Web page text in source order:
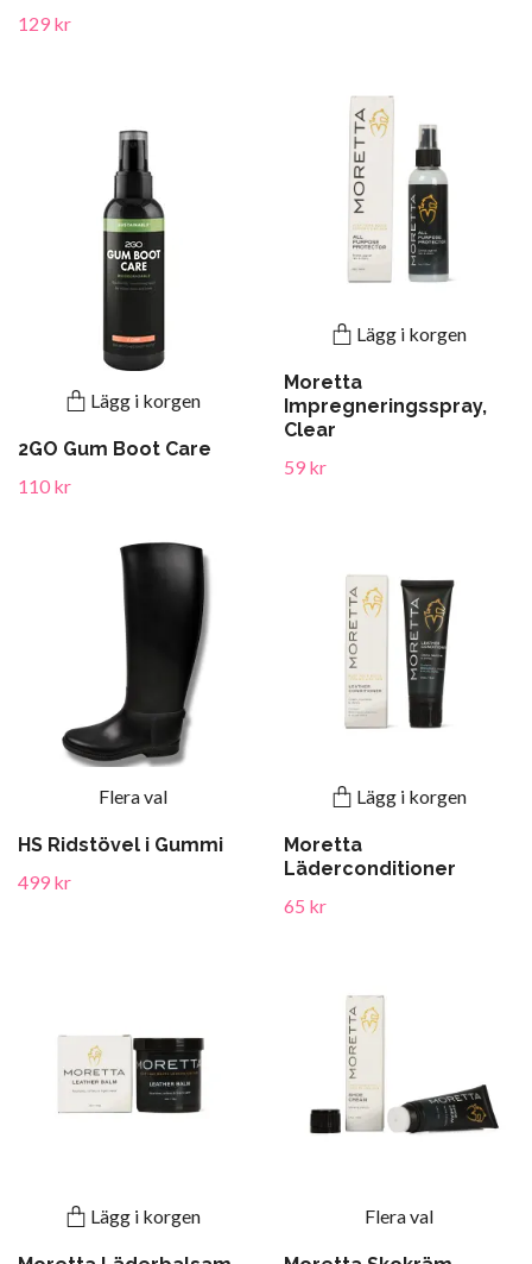
129 kr
Lägg i korgen
2GO Gum Boot Care
110 kr
Lägg i korgen
Moretta
Impregneringsspray,
Clear
59 kr
Flera val
HS Ridstövel i Gummi
499 kr
Lägg i korgen
Moretta
Läderconditioner
65 kr
Lägg i korgen Flera val